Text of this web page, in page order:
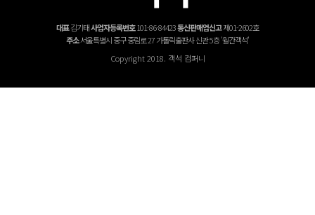
대표김기태사업자등록번호101-86-84423통신판매업신고제01-2602호
주소서울특별시 중구 중림로 27 가톨릭출판사 신관 5층 '월간객석'
Copyright 2018. 객석 컴퍼니